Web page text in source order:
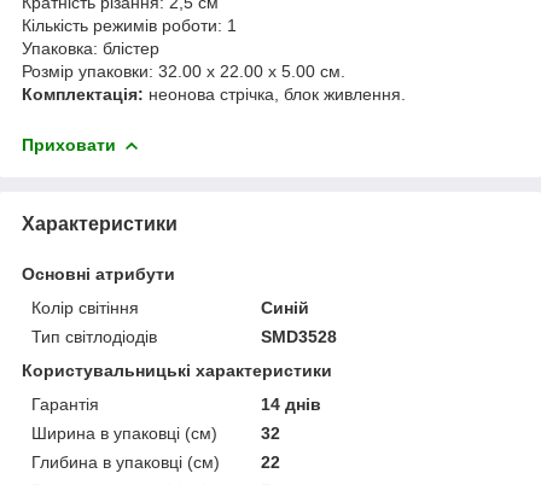
Кількість режимів роботи: 1
Упаковка: блістер
Розмір упаковки: 32.00 х 22.00 х 5.00 см.
Комплектація: неонова стрічка, блок живлення.
Приховати
Характеристики
Основні атрибути
Колір світіння
Синій
Тип світлодіодів
SMD3528
Користувальницькі характеристики
Гарантія
14 днів
Ширина в упаковці (см)
32
Глибина в упаковці (см)
22